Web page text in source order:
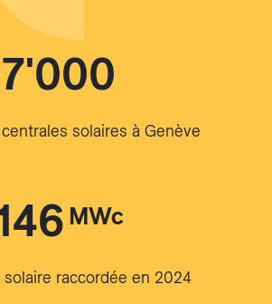
7'000
solaires à Genève
MWc
solaire raccordée en 2024